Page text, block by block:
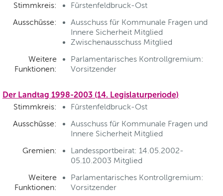
Stimmkreis:
Fürstenfeldbruck-Ost
Ausschüsse:
Ausschuss für Kommunale Fragen und
Innere Sicherheit Mitglied
Zwischenausschuss Mitglied
Weitere
Funktionen:
Parlamentarisches Kontrollgremium:
Vorsitzender
Der Landtag 1998-2003 (14. Legislaturperiode)
Stimmkreis:
Fürstenfeldbruck-Ost
Ausschüsse:
Ausschuss für Kommunale Fragen und
Innere Sicherheit Mitglied
Gremien:
Landessportbeirat: 14.05.2002-
05.10.2003 Mitglied
Weitere
Funktionen:
Parlamentarisches Kontrollgremium:
Vorsitzender